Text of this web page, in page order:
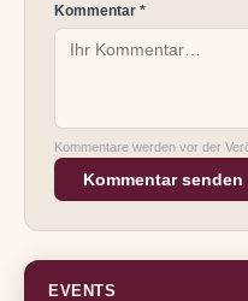
Kommentar *
Kommentare werden vor der
Kommentar senden
EVENTS